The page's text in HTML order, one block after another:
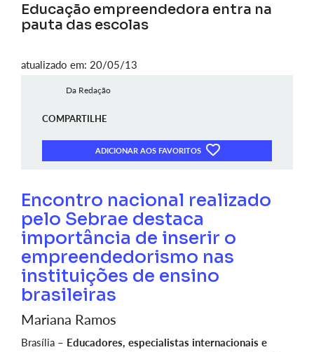
Educação empreendedora entra na
pauta das escolas
atualizado em: 20/05/13
Da Redação
COMPARTILHE
ADICIONAR AOS FAVORITOS
Encontro nacional realizado
pelo Sebrae destaca
importância de inserir o
empreendedorismo nas
instituições de ensino
brasileiras
Mariana Ramos
Brasília – Educadores, especialistas internacionais e